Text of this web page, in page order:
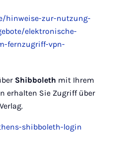
hinweise-zur-nutzung-
elektronische-
fernzugriff-vpn-
Shibboleth mit Ihrem
erhalten Sie Zugriff über
shibboleth-login